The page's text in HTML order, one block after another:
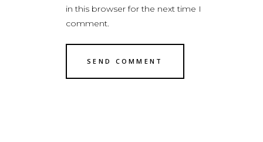
in this browser for the next time I
comment.